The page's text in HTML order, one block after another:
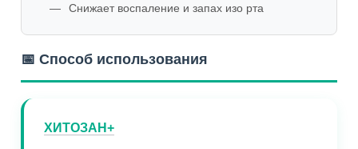
Снижает воспаление и запах изо рта
📅 Способ использования
ХИТОЗАН+